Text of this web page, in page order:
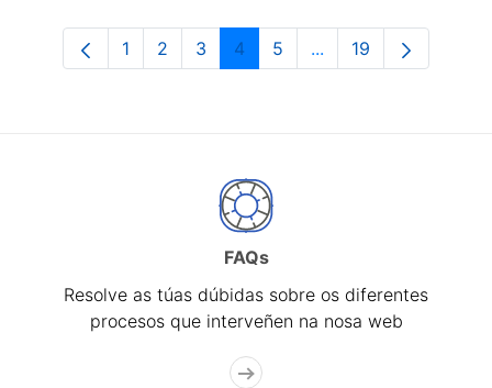
Páxina
1 Páxina
2 Páxina
3 Páxina
4 Páxina
5 ...Páxinas intermedias
Páxina
19
FAQs
Resolve as túas dúbidas sobre os diferentes
procesos que interveñen na nosa web